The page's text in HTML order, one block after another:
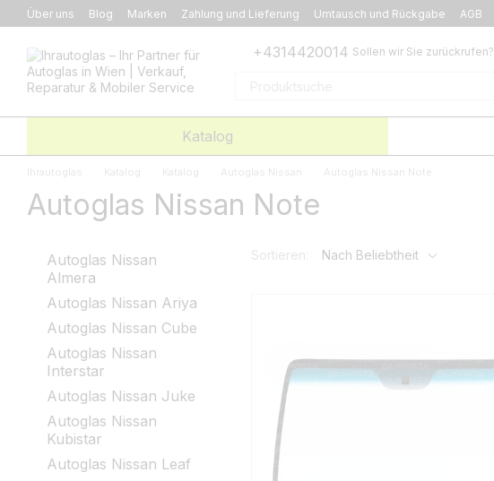
Перейти к основному контенту
Über uns Blog Marken Zahlung und Lieferung Umtausch und Rückgabe AGB
+4314420014 Sollen wir Sie zurückrufen?
Katalog
Ihrautoglas Katalog Katalog Autoglas Nissan Autoglas Nissan Note
Autoglas Nissan Note
Sortieren: Nach Beliebtheit
Autoglas Nissan
Almera
Autoglas Nissan Ariya
Autoglas Nissan Cube
Autoglas Nissan
Interstar
Autoglas Nissan Juke
Autoglas Nissan
Kubistar
Autoglas Nissan Leaf